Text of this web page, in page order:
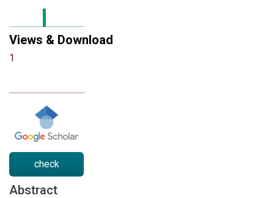
Views & Download
1
check
Abstract